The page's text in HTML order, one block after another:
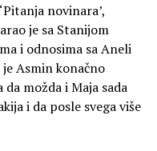
novinara’,
je sa Stanijom
i odnosima sa Aneli
Asmin konačno
možda i Maja sada
i da posle svega više